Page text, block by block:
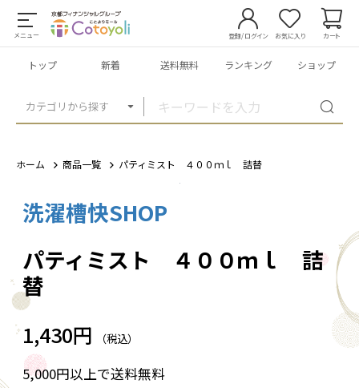
メニュー
カテゴリから探す
登録/ログイン お気に入り カート
トップ 新着 送料無料 ランキング ショップ
ホーム 商品一覧 パティミスト ４００ｍｌ 詰替
洗濯槽快SHOP
パティミスト ４００ｍｌ 詰
替
1,430円 （税込）
5,000円以上で送料無料